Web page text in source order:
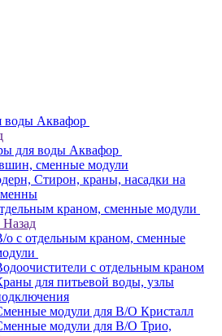
воды Аквафор
для воды Аквафор
сменные модули
Стирон, краны, насадки на
краном, сменные модули
Назад
о с отдельным краном, сменные
с отдельным краном
для питьевой воды, узлы
модули для В/О Кристалл
модули для В/О Трио,